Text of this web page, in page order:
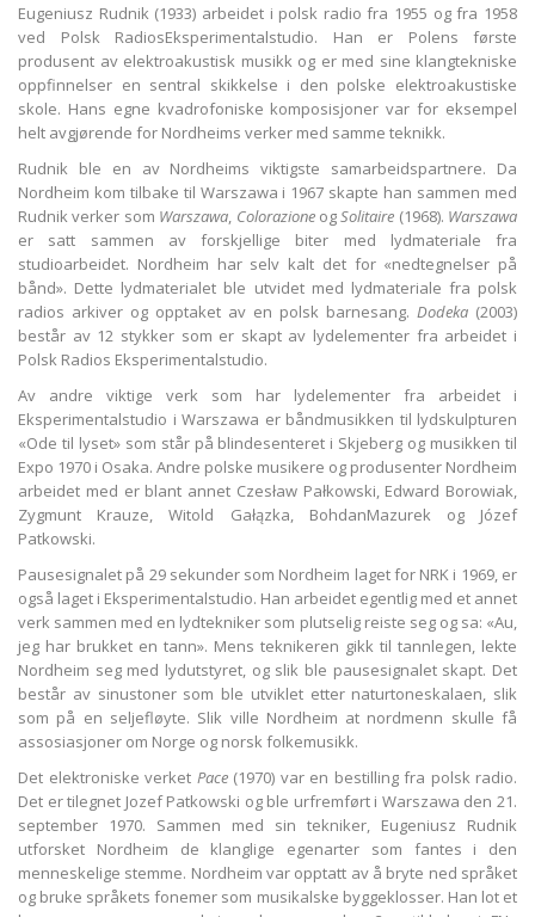
Eugeniusz Rudnik (1933) arbeidet i polsk radio fra 1955 og fra 1958
ved Polsk RadiosEksperimentalstudio. Han er Polens første
produsent av elektroakustisk musikk og er med sine klangtekniske
oppfinnelser en sentral skikkelse i den polske elektroakustiske
skole. Hans egne kvadrofoniske komposisjoner var for eksempel
helt avgjørende for Nordheims verker med samme teknikk.
Rudnik ble en av Nordheims viktigste samarbeidspartnere. Da
Nordheim kom tilbake til Warszawa i 1967 skapte han sammen med
Rudnik verker som Warszawa, ColorazioneogSolitaire (1968). Warszawa
er satt sammen av forskjellige biter med lydmateriale fra
studioarbeidet. Nordheim har selv kalt det for «nedtegnelser på
bånd». Dette lydmaterialet ble utvidet med lydmateriale fra polsk
radios arkiver og opptaket av en polsk barnesang. Dodeka (2003)
består av 12 stykker som er skapt av lydelementer fra arbeidet i
Polsk Radios Eksperimentalstudio.
Av andre viktige verk som har lydelementer fra arbeidet i
Eksperimentalstudio i Warszawa er båndmusikken til lydskulpturen
«Ode til lyset» som står på blindesenteret i Skjeberg og musikken til
Expo 1970 i Osaka. Andre polske musikere og produsenter Nordheim
arbeidet med er blant annet Czesław Pałkowski, Edward Borowiak,
Zygmunt Krauze, Witold Gałązka, BohdanMazurek og Józef
Patkowski.
Pausesignalet på 29 sekunder som Nordheim laget for NRK i 1969, er
også laget i Eksperimentalstudio. Han arbeidet egentlig med et annet
verk sammen med en lydtekniker som plutselig reiste seg og sa: «Au,
jeg har brukket en tann». Mens teknikeren gikk til tannlegen, lekte
Nordheim seg med lydutstyret, og slik ble pausesignalet skapt. Det
består av sinustoner som ble utviklet etter naturtoneskalaen, slik
som på en seljefløyte. Slik ville Nordheim at nordmenn skulle få
assosiasjoner om Norge og norsk folkemusikk.
Det elektroniske verket Pace(1970) var en bestilling fra polsk radio.
Det er tilegnet Jozef Patkowski og ble urfremført i Warszawa den 21.
september 1970. Sammen med sin tekniker, Eugeniusz Rudnik
utforsket Nordheim de klanglige egenarter som fantes i den
menneskelige stemme. Nordheim var opptatt av å bryte ned språket
og bruke språkets fonemer som musikalske byggeklosser. Han lot et